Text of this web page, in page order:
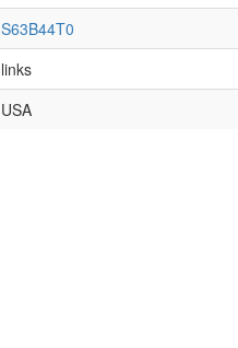
S63B44T0
links
USA